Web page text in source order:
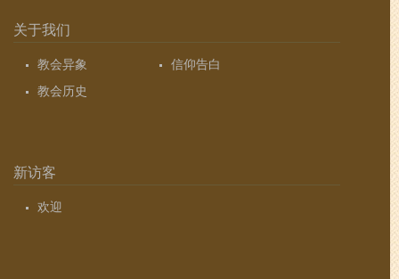
关于我们
教会异象
信仰告白
教会历史
新访客
欢迎